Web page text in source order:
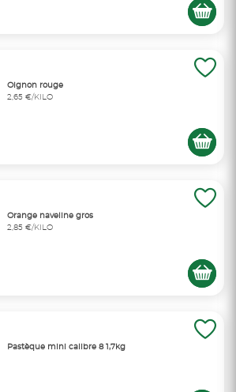
Oignon rouge
2,65 €/KILO
Orange naveline gros
2,85 €/KILO
Pastèque mini calibre 8 1,7kg